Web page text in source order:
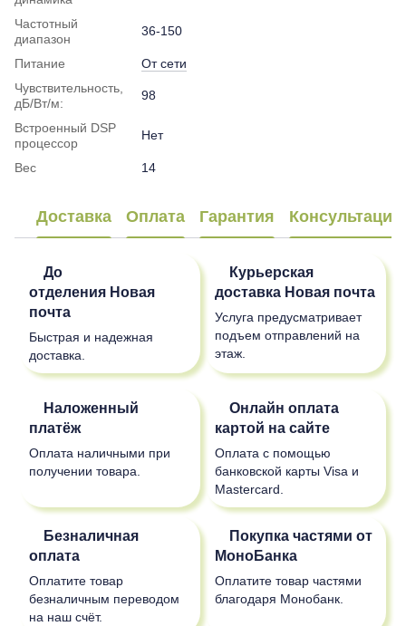
Частотный
диапазон
36-150
Питание
От сети
Чувствительность,
дБ/Вт/м:
98
Встроенный DSP
процессор
Нет
Вес 14
Доставка Оплата Гарантия Консультация
До
отделения Новая
почта
Быстрая и надежная
доставка.
Курьерская
доставка Новая почта
Услуга предусматривает
подъем отправлений на
этаж.
Наложенный
платёж
Оплата наличными при
получении товара.
Онлайн оплата
картой на сайте
Оплата с помощью
банковской карты Visa и
Mastercard.
Безналичная
оплата
Оплатите товар
безналичным переводом
на наш счёт.
Покупка частями от
МоноБанка
Оплатите товар частями
благодаря Монобанк.